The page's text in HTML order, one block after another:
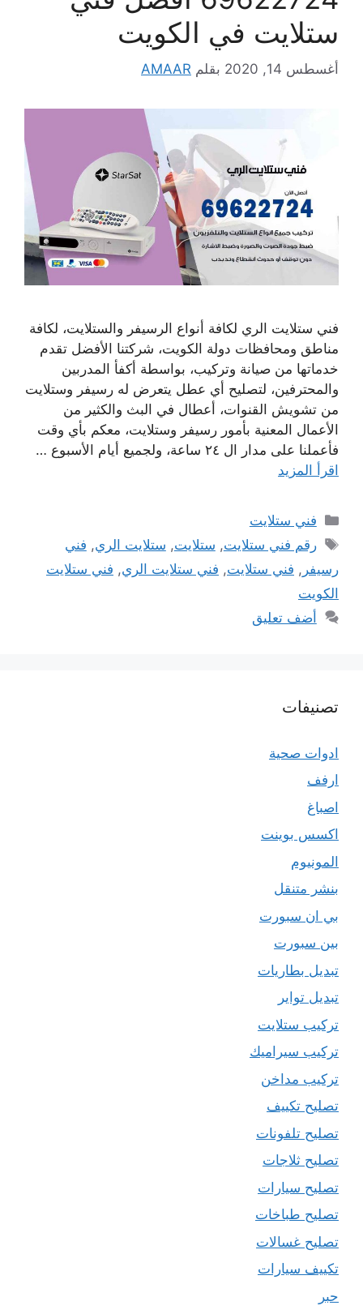
ستلايت في الكويت
أغسطس 14, 2020 بقلم AMAAR
فني ستلايت الري لكافة أنواع الرسيفر والستلايت، لكافة
مناطق ومحافظات دولة الكويت، شركتنا الأفضل تقدم
خدماتها من صيانة وتركيب، بواسطة أكفأ المدربين
والمحترفين، لتصليح أي عطل يتعرض له رسيفر وستلايت
من تشويش القنوات، أعطال في البث والكثير من
الأعمال المعنية بأمور رسيفر وستلايت، معكم بأي وقت
فأعملنا على مدار ال ٢٤ ساعة، ولجميع أيام الأسبوع …
اقرأ المزيد
التصنيفات
فني ستلايت
الوسوم
رقم فني ستلايت, ستلايت, ستلايت الري, فني
رسيفر , فني ستلايت, فني ستلايت الري, فني ستلايت
الكويت
أضف تعليق
تصنيفات
ادوات صحية
ارفف
اصباغ
اكسس بوينت
المونيوم
بنشر متنقل
بي ان سبورت
بين سبورت
تبديل بطاريات
تبديل تواير
تركيب ستلايت
تركيب سيراميك
تركيب مداخن
تصليح تكييف
تصليح تلفونات
تصليح ثلاجات
تصليح سيارات
تصليح طباخات
تصليح غسالات
تكييف سيارات
حبر